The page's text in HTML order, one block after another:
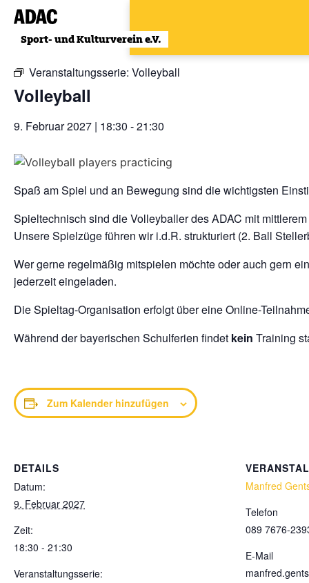
Zum
Inhalt
wechseln
« Alle Veranstaltungen
Veranstaltungsserie: Volleyball
Volleyball
9. Februar 2027 | 18:30 -21:30
Spaß am Spiel und an Bewegung sind die wichtigsten
Spieltechnisch sind die Volleyballer des ADAC mit
Unsere Spielzüge führen wir i.d.R. strukturiert (2. Ball
Wer gerne regelmäßig mitspielen möchte oder auch gern
jederzeit eingeladen.
Die Spieltag-Organisation erfolgt über eine Online-
Während der bayerischen Schulferien findet kein Training
Zum Kalender hinzufügen
DETAILS
Datum:
9. Februar 2027
Zeit:
18:30 - 21:30
Veranstaltungsserie:
Manfred
Telefon
089 7676-
E-Mail